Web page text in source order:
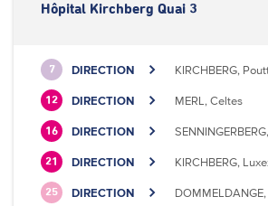
Hôpital Kirchberg Quai 3
7 DIRECTION KIRCHBERG,
12 DIRECTION MERL, Celtes
16 DIRECTION
21 DIRECTION KIRCHBERG,
25 DIRECTION